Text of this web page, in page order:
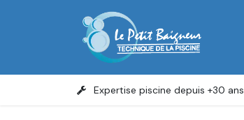
Se rendre au contenu
Expertise piscine depuis +30 ans